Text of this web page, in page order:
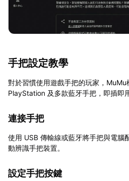
手把設定教學
對於習慣使用遊戲手把的玩家，MuMu
PlayStation 及多款藍牙手把，即插即
連接手把
使用 USB 傳輸線或藍牙將手把與電腦
動辨識手把裝置。
設定手把按鍵